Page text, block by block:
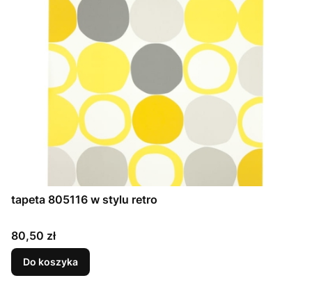
tapeta 805116 w stylu retro
Cena
80,50 zł
Do koszyka